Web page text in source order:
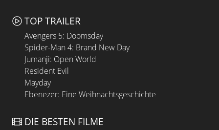
TOP TRAILER
Avengers 5: Doomsday
Spider-Man 4: Brand New Day
Jumanji: Open World
Resident Evil
Mayday
Ebenezer: Eine Weihnachtsgeschichte
DIE BESTEN FILME